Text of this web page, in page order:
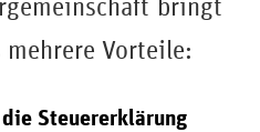
bringt
Vorteile:
Steuererklärung